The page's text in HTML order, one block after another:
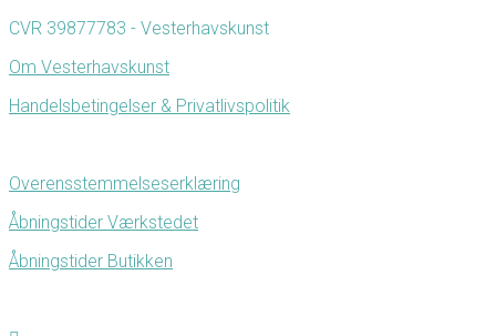
CVR 39877783 - Vesterhavskunst
Om Vesterhavskunst
Handelsbetingelser & Privatlivspolitik
Overensstemmelseserklæring
Åbningstider Værkstedet
Åbningstider Butikken